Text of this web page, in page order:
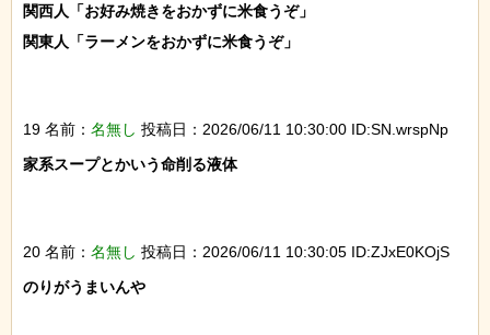
関西人「お好み焼きをおかずに米食うぞ」
関東人「ラーメンをおかずに米食うぞ」
19 名前： 名無し 投稿日：2026/06/11 10:30:00 ID:SN.wrspNp
家系スープとかいう命削る液体
20 名前： 名無し 投稿日：2026/06/11 10:30:05 ID:ZJxE0KOjS
のりがうまいんや